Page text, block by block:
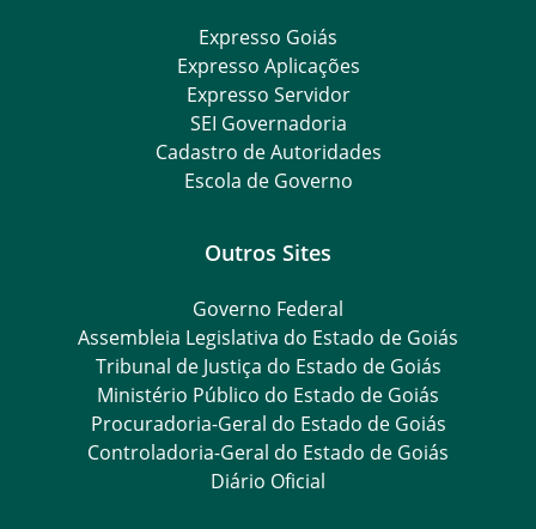
Expresso Goiás
Expresso Aplicações
Expresso Servidor
SEI Governadoria
Cadastro de Autoridades
Escola de Governo
Outros Sites
Governo Federal
Assembleia Legislativa do Estado de Goiás
Tribunal de Justiça do Estado de Goiás
Ministério Público do Estado de Goiás
Procuradoria-Geral do Estado de Goiás
Controladoria-Geral do Estado de Goiás
Diário Oficial